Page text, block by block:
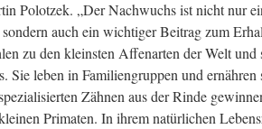
Polotzek. „Der Nachwuchs ist nicht nur
sondern auch ein wichtiger Beitrag zum
zu den kleinsten Affenarten der Welt und
Sie leben in Familiengruppen und ernähren
Zähnen aus der Rinde
Primaten. In ihrem natürlichen